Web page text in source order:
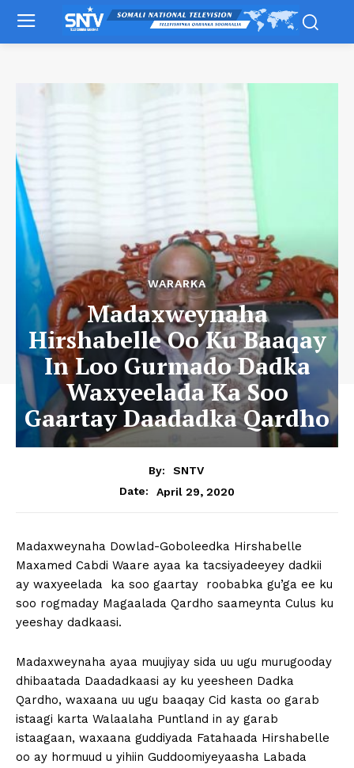
WARARKA
Madaxweynaha
Hirshabelle Oo Ku Baaqay
In Loo Gurmado Dadka
Waxyeelada Ka Soo
Gaartay Daadadka Qardho
By:
SNTV
Date:
April 29, 2020
Madaxweynaha Dowlad-Goboleedka Hirshabelle
Maxamed Cabdi Waare ayaa ka tacsiyadeeyey dadkii
ay waxyeelada ka soo gaartay roobabka gu’ga ee ku
soo rogmaday Magaalada Qardho saameynta Culus ku
yeeshay dadkaasi.
Madaxweynaha ayaa muujiyay sida uu ugu murugooday
dhibaatada Daadadkaasi ay ku yeesheen Dadka
Qardho, waxaana uu ugu baaqay Cid kasta oo garab
istaagi karta Walaalaha Puntland in ay garab
istaagaan, waxaana guddiyada Fatahaada Hirshabelle
oo ay hormuud u yihiin Guddoomiyeyaasha Labada